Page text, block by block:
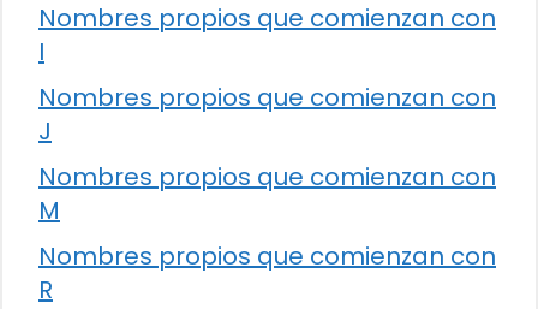
Nombres propios que comienzan con
I
Nombres propios que comienzan con
J
Nombres propios que comienzan con
M
Nombres propios que comienzan con
R